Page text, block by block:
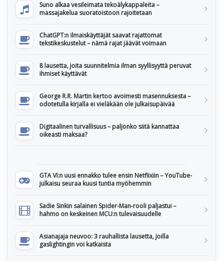
Suno alkaa vesileimata tekoälykappaleita –
massajakelua suoratoistoon rajoitetaan
ChatGPT:n ilmaiskäyttäjät saavat rajattomat
tekstikeskustelut – nämä rajat jäävät voimaan
8 lausetta, joita suunnitelmia ilman syyllisyyttä peruvat
ihmiset käyttävät
George R.R. Martin kertoo avoimesti masennuksesta –
odotetulla kirjalla ei vieläkään ole julkaisupäivää
Digitaalinen turvallisuus – paljonko siitä kannattaa
oikeasti maksaa?
GTA VI:n uusi ennakko tulee ensin Netflixiin – YouTube-
julkaisu seuraa kuusi tuntia myöhemmin
Sadie Sinkin salainen Spider-Man-rooli paljastui –
hahmo on keskeinen MCU:n tulevaisuudelle
Asianajaja neuvoo: 3 rauhallista lausetta, joilla
gaslightingin voi katkaista